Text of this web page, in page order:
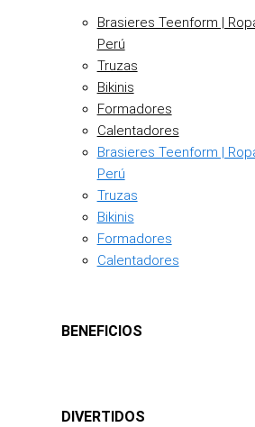
Brasieres Teenform |
Perú
Truzas
Bikinis
Formadores
Calentadores
Brasieres Teenform |
Perú
Truzas
Bikinis
Formadores
Calentadores
BENEFICIOS
DIVERTIDOS